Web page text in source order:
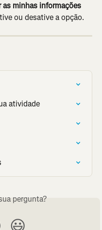
as minhas informações
ou desative a opção.
atividade
pergunta?